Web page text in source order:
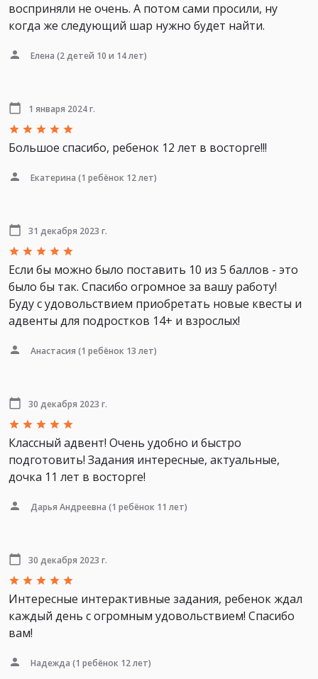
восприняли не очень. А потом сами просили, ну
когда же следующий шар нужно будет найти.
Елена (2 детей 10 и 14 лет)
1 января 2024 г.
Большое спасибо, ребенок 12 лет в восторге!!!
Екатерина (1 ребёнок 12 лет)
31 декабря 2023 г.
Если бы можно было поставить 10 из 5 баллов - это
было бы так. Спасибо огромное за вашу работу!
Буду с удовольствием приобретать новые квесты и
адвенты для подростков 14+ и взрослых!
Анастасия (1 ребёнок 13 лет)
30 декабря 2023 г.
Классный адвент! Очень удобно и быстро
подготовить! Задания интересные, актуальные,
дочка 11 лет в восторге!
Дарья Андреевна (1 ребёнок 11 лет)
30 декабря 2023 г.
Интересные интерактивные задания, ребенок ждал
каждый день с огромным удовольствием! Спасибо
вам!
Надежда (1 ребёнок 12 лет)